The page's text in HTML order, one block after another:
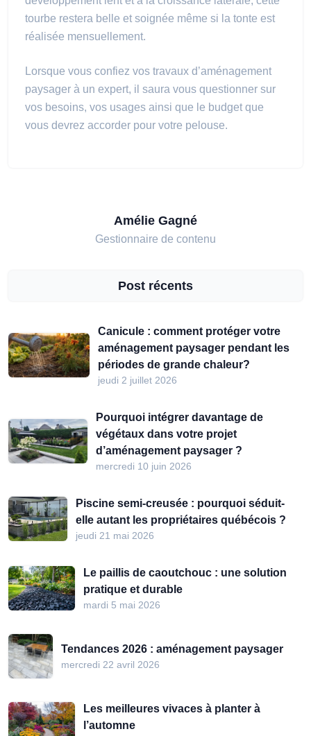
tourbe restera belle et soignée même si la tonte est
réalisée mensuellement.
Lorsque vous confiez vos travaux d’aménagement
paysager à un expert, il saura vous questionner sur
vos besoins, vos usages ainsi que le budget que
vous devrez accorder pour votre pelouse.
Amélie Gagné
Gestionnaire de contenu
Post récents
Canicule : comment protéger votre
aménagement paysager pendant les
périodes de grande chaleur?
jeudi 2 juillet 2026
Pourquoi intégrer davantage de
végétaux dans votre projet
d’aménagement paysager ?
mercredi 10 juin 2026
Piscine semi-creusée : pourquoi séduit-
elle autant les propriétaires québécois ?
jeudi 21 mai 2026
Le paillis de caoutchouc : une solution
pratique et durable
mardi 5 mai 2026
Tendances 2026 : aménagement paysager
mercredi 22 avril 2026
Les meilleures vivaces à planter à
l’automne